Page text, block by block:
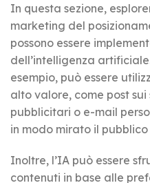
In questa sezione,
marketing del
possono essere
dell’intelligenza
esempio, può essere
alto valore, come post
pubblicitari o e-mail
in modo mirato il
Inoltre, l’IA può essere
contenuti in base alle